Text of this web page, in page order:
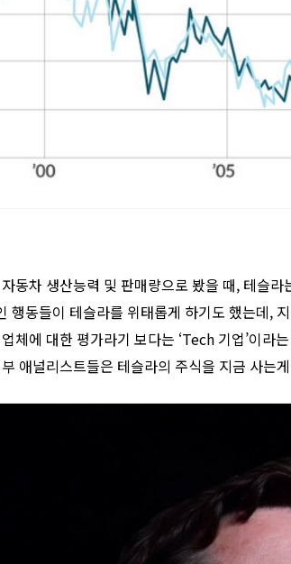
동차 생산능력 및 판매량으로 봤을 때, 테슬
행동들이 테슬라를 위태롭게 하기도 했는데,
체에 대한 평가라기 보다는 ‘Tech 기업’이
애널리스트들은 테슬라의 주식을 지금 사는